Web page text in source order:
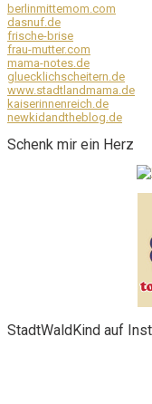
berlinmittemom.com
dasnuf.de
frische-brise
frau-mutter.com
mama-notes.de
gluecklichscheitern.de
www.stadtlandmama.de
kaiserinnenreich.de
newkidandtheblog.de
Schenk mir ein Herz
StadtWaldKind auf